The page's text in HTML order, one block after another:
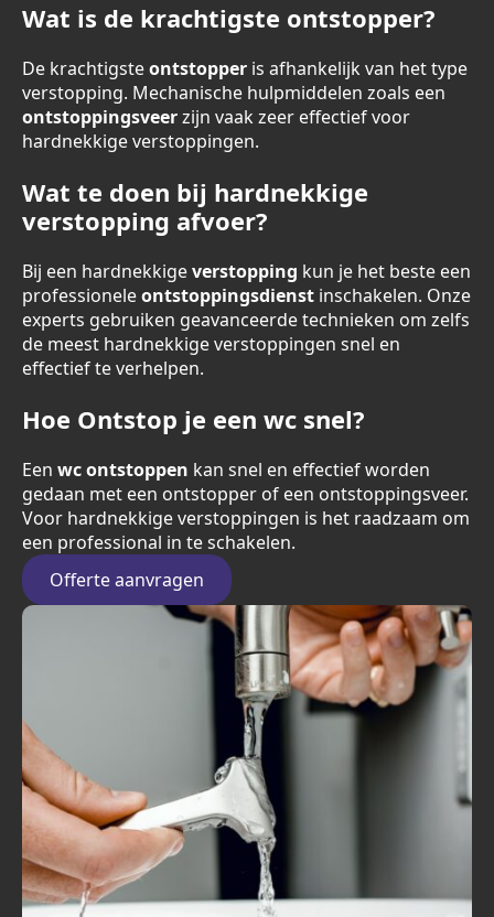
Wat is de krachtigste ontstopper?
De krachtigsteontstopper is afhankelijk van het type
verstopping. Mechanische hulpmiddelen zoals een
ontstoppingsveerzijn vaak zeer effectief voor
hardnekkige verstoppingen.
Wat te doen bij hardnekkige
verstopping afvoer?
Bij een hardnekkigeverstopping kun je het beste een
professioneleontstoppingsdienst inschakelen. Onze
experts gebruiken geavanceerde technieken om zelfs
de meest hardnekkige verstoppingen snel en
effectief te verhelpen.
Hoe Ontstop je een wc snel?
Een wc ontstoppen kan snel en effectief worden
gedaan met een ontstopper of een ontstoppingsveer.
Voor hardnekkige verstoppingen is het raadzaam om
een professional in te schakelen.
Offerte aanvragen